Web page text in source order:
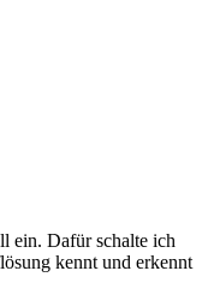
ein. Dafür schalte ich
kennt und erkennt